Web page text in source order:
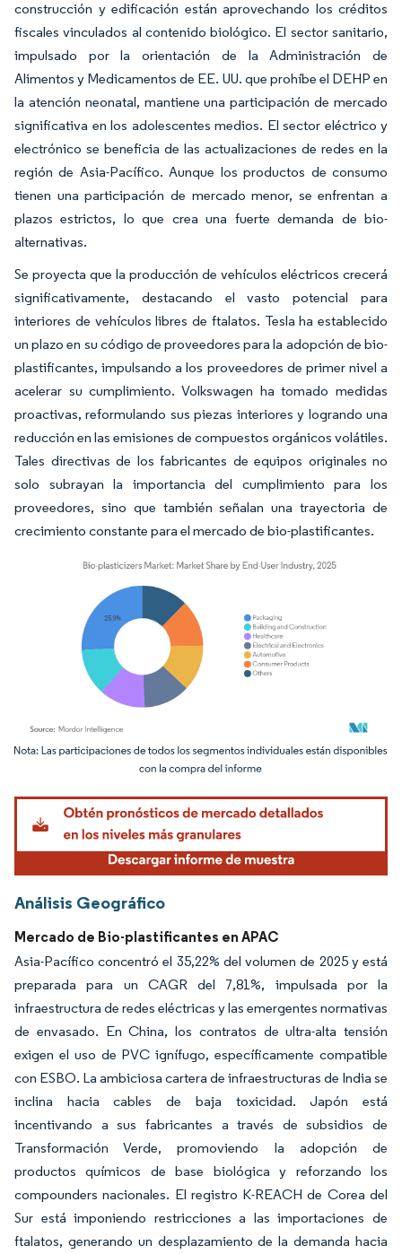
construcción y edificación están aprovechando los créditos
fiscales vinculados al contenido biológico. El sector sanitario,
impulsado por la orientación de la Administración de
Alimentos y Medicamentos de EE. UU. que prohíbe el DEHP en
la atención neonatal, mantiene una participación de mercado
significativa en los adolescentes medios. El sector eléctrico y
electrónico se beneficia de las actualizaciones de redes en la
región de Asia-Pacífico. Aunque los productos de consumo
tienen una participación de mercado menor, se enfrentan a
plazos estrictos, lo que crea una fuerte demanda de bio-
alternativas.
Se proyecta que la producción de vehículos eléctricos crecerá
significativamente, destacando el vasto potencial para
interiores de vehículos libres de ftalatos. Tesla ha establecido
un plazo en su código de proveedores para la adopción de bio-
plastificantes, impulsando a los proveedores de primer nivel a
acelerar su cumplimiento. Volkswagen ha tomado medidas
proactivas, reformulando sus piezas interiores y logrando una
reducción en las emisiones de compuestos orgánicos volátiles.
Tales directivas de los fabricantes de equipos originales no
solo subrayan la importancia del cumplimiento para los
proveedores, sino que también señalan una trayectoria de
crecimiento constante para el mercado de bio-plastificantes.
Imagen © Mordor Intelligence. El uso requiere atribución según CC BY 4.0.
Análisis Geográfico
Mercado de Bio-plastificantes en APAC
Asia-Pacífico concentró el 35,22% del volumen de 2025 y está
preparada para un CAGR del 7,81%, impulsada por la
infraestructura de redes eléctricas y las emergentes normativas
de envasado. En China, los contratos de ultra-alta tensión
exigen el uso de PVC ignífugo, específicamente compatible
con ESBO. La ambiciosa cartera de infraestructuras de India se
inclina hacia cables de baja toxicidad. Japón está
incentivando a sus fabricantes a través de subsidios de
Transformación Verde, promoviendo la adopción de
productos químicos de base biológica y reforzando los
compounders nacionales. El registro K-REACH de Corea del
Sur está imponiendo restricciones a las importaciones de
ftalatos, generando un desplazamiento de la demanda hacia